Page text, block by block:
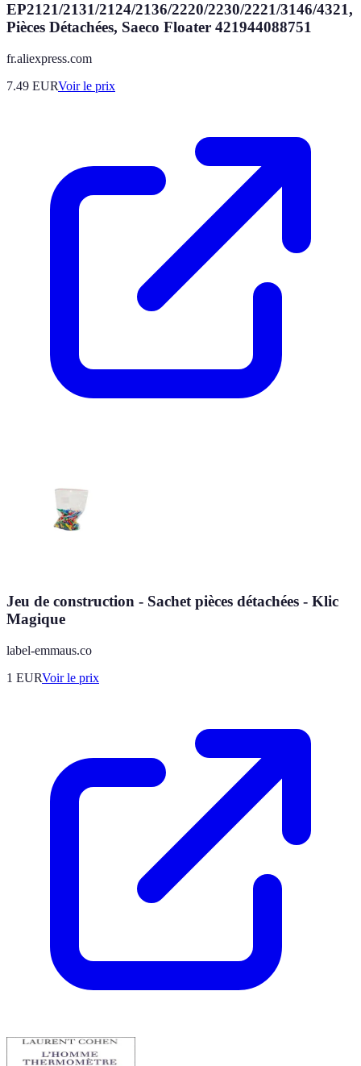
EP2121/2131/2124/2136/2220/2230/2221/3146/4321,
Pièces Détachées, Saeco Floater 421944088751
fr.aliexpress.com
7.49 EURVoir le prix
Jeu de construction - Sachet pièces détachées - Klic
Magique
label-emmaus.co
1 EURVoir le prix